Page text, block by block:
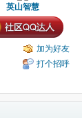
英山智慧
加为好友
打个招呼